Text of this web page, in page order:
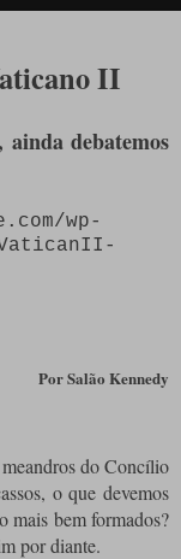
II
ainda debatemos
Por Salão Kennedy
do Concílio
o que devemos
mais bem formados?
por diante.